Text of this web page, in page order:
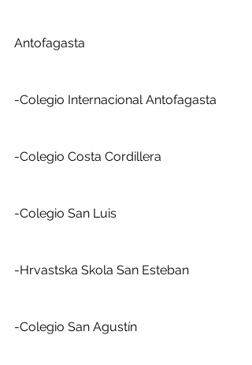
Antofagasta
-Colegio Internacional Antofagasta
-Colegio Costa Cordillera
-Colegio San Luis
-Hrvastska Skola San Esteban
-Colegio San Agustín